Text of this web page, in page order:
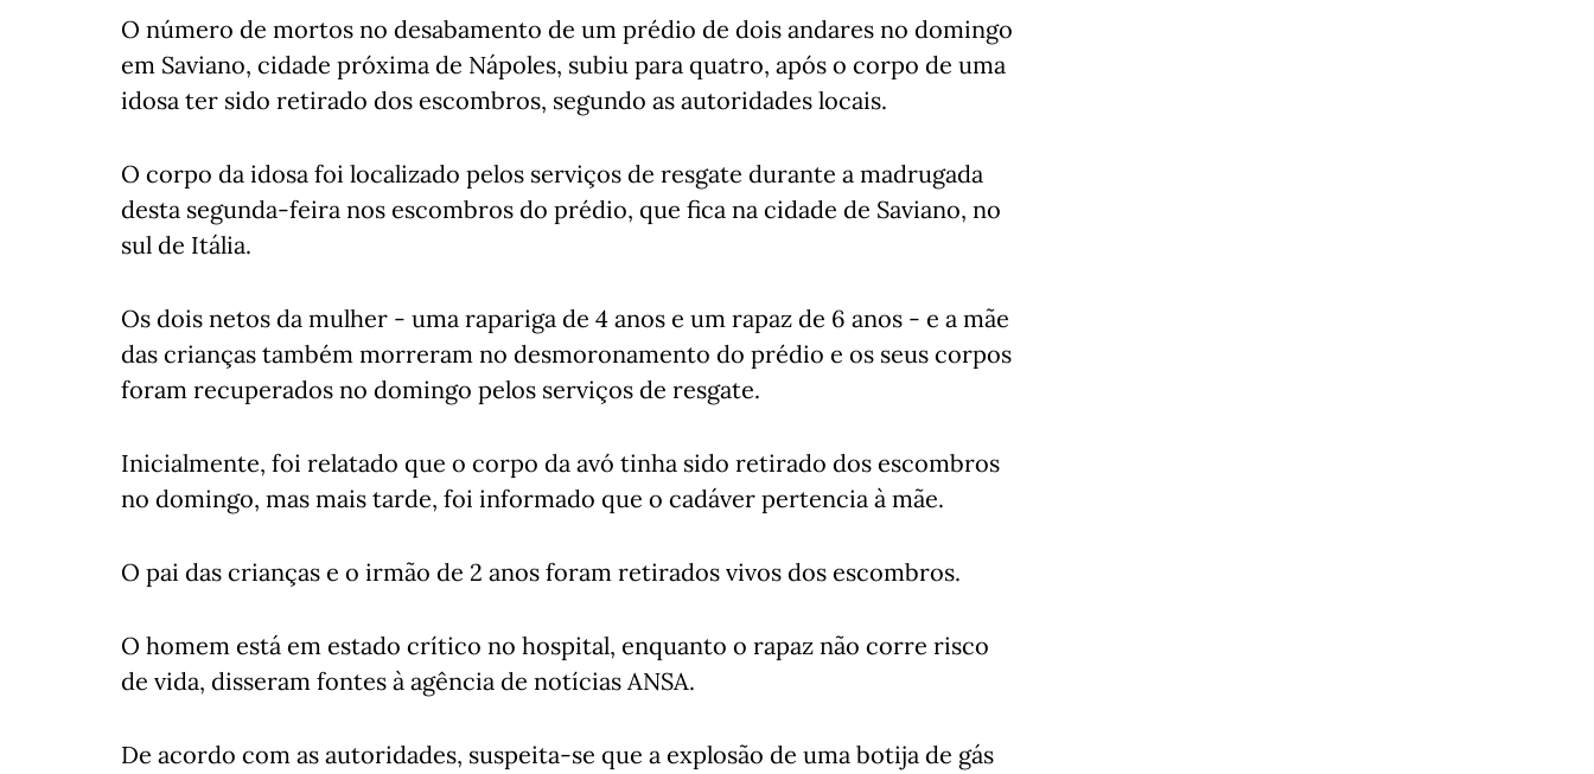
O número de mortos no desabamento de um prédio de dois andares no domingo
em Saviano, cidade próxima de Nápoles, subiu para quatro, após o corpo de uma
idosa ter sido retirado dos escombros, segundo as autoridades locais.
O corpo da idosa foi localizado pelos serviços de resgate durante a madrugada
desta segunda-feira nos escombros do prédio, que fica na cidade de Saviano, no
sul de Itália.
Os dois netos da mulher - uma rapariga de 4 anos e um rapaz de 6 anos - e a mãe
das crianças também morreram no desmoronamento do prédio e os seus corpos
foram recuperados no domingo pelos serviços de resgate.
Inicialmente, foi relatado que o corpo da avó tinha sido retirado dos escombros
no domingo, mas mais tarde, foi informado que o cadáver pertencia à mãe.
O pai das crianças e o irmão de 2 anos foram retirados vivos dos escombros.
O homem está em estado crítico no hospital, enquanto o rapaz não corre risco
de vida, disseram fontes à agência de notícias ANSA.
De acordo com as autoridades, suspeita-se que a explosão de uma botija de gás